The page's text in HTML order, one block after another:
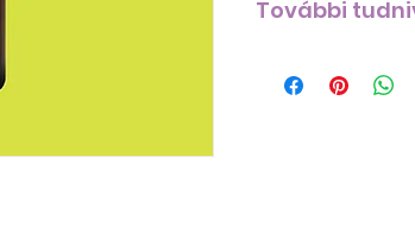
További
citromfűolajjal